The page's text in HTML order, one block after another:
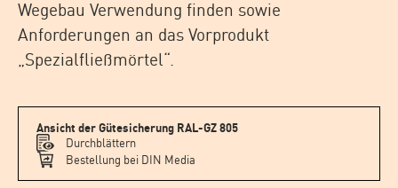
Wegebau Verwendung finden sowie
Anforderungen an das Vorprodukt
„Spezialfließmörtel“.
Ansicht der Gütesicherung RAL-GZ 805
Durchblättern
Bestellung bei DIN Media